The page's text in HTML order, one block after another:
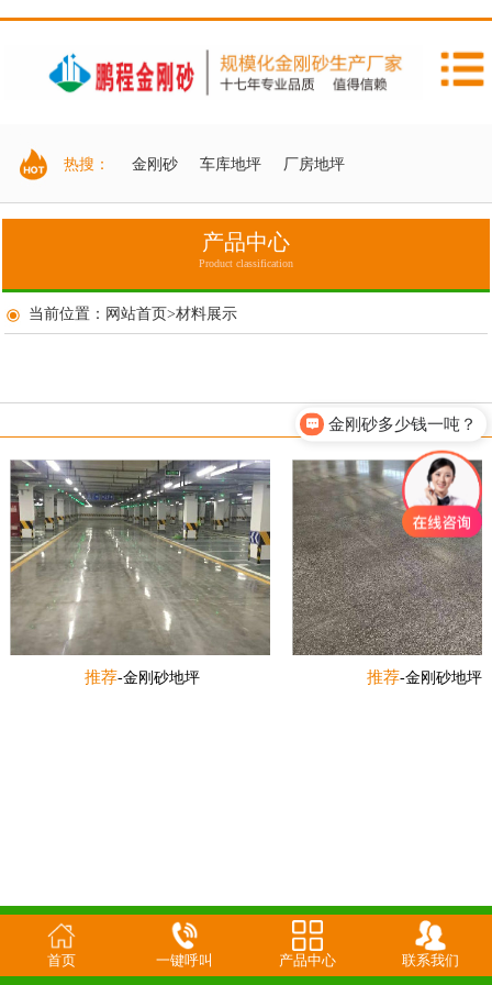
热搜： 金刚砂 车库地坪 厂房地坪
产品中心
Product classification
当前位置： 网站首页>材料展示
推荐-金刚砂地坪 推荐-金刚砂地坪
首页 一键呼叫 产品中心 联系我们
金刚砂多少钱一吨？